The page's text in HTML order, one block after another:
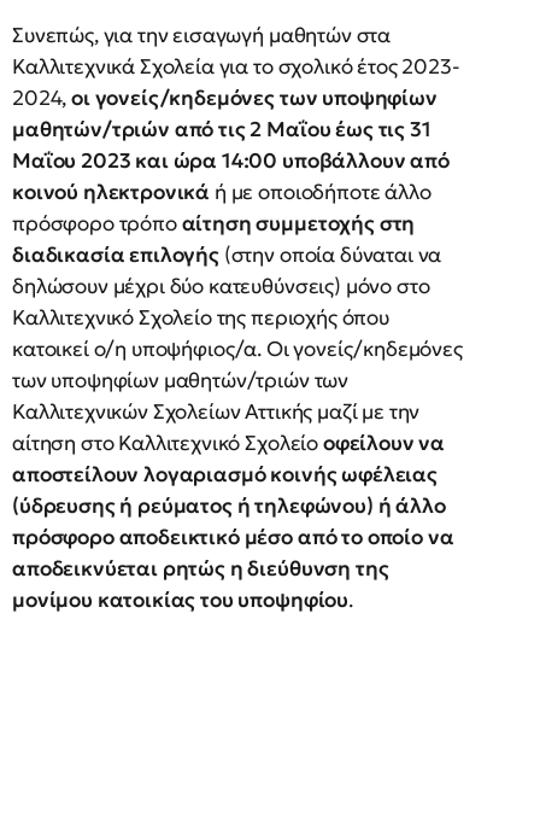
Συνεπώς, για την εισαγωγή μαθητών στα
Καλλιτεχνικά Σχολεία για το σχολικό έτος 2023-
2024,οι γονείς/κηδεμόνες των υποψηφίων
μαθητών/τριών από τις 2 Μαΐου έως τις 31
Μαΐου 2023 και ώρα 14:00 υποβάλλουν από
κοινού ηλεκτρονικά ή με οποιοδήποτε άλλο
πρόσφορο τρόποαίτηση συμμετοχής στη
διαδικασία επιλογής(στην οποία δύναται να
δηλώσουν μέχρι δύο κατευθύνσεις) μόνο στο
Καλλιτεχνικό Σχολείο της περιοχής όπου
κατοικεί ο/η υποψήφιος/α. Οι γονείς/κηδεμόνες
των υποψηφίων μαθητών/τριών των
Καλλιτεχνικών Σχολείων Αττικής μαζί με την
αίτηση στο Καλλιτεχνικό Σχολείοοφείλουν να
αποστείλουν λογαριασμό κοινής ωφέλειας
(ύδρευσης ή ρεύματος ή τηλεφώνου) ή άλλο
πρόσφορο αποδεικτικό μέσο από το οποίο να
αποδεικνύεται ρητώς η διεύθυνση της
μονίμου κατοικίας του υποψηφίου.